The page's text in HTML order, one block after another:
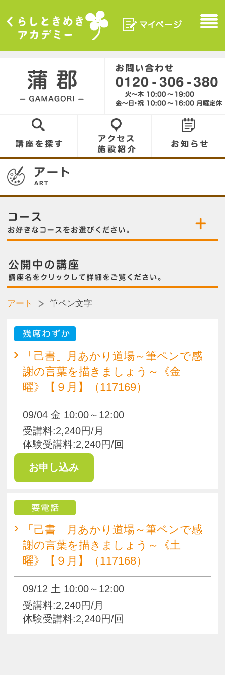
くらしときめきアカデ
マイページ Menu
蒲郡／GAMAGORI 0120-306-380
講座を探す お知らせ
コース／お好きなコースをお選びください。
覧ください。
アート 筆ペン文字
謝の言葉を描きましょう～《金
曜》【９月】（117169）
受講料:2,240円/月
要電話
「己書」月あかり道場～筆ペンで感
謝の言葉を描きましょう～《土
曜》【９月】（117168）
09/12 土 10:00～12:00
受講料:2,240円/月
体験受講料:2,240円/回
お知らせ
くらしときめきアカデミー入会規約
会社概要
特商法
お問い合わせ
サイトマップ
Copyright(c) ACADEMY SALAENERGY